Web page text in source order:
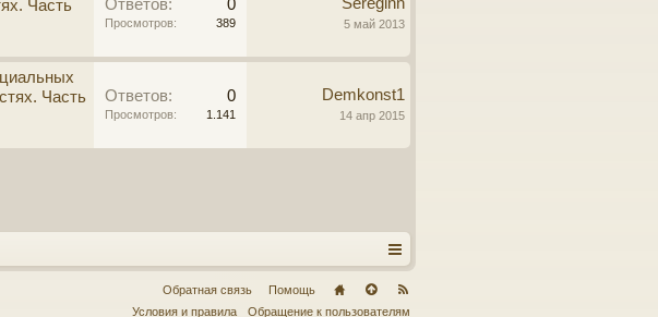
Часть
Ответов: 0
Просмотров: 389 5 май 2013
Часть
Ответов: 0
Просмотров: 1.141
Demkonst1
14 апр 2015
Обратная связь
Помощь
Условия и правила
Обращение к пользователям